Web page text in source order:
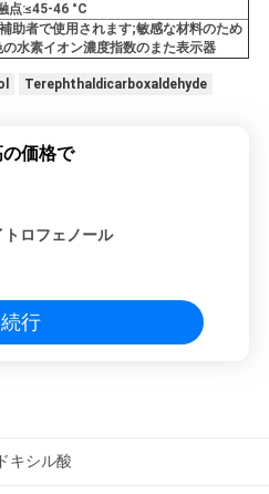
点:≤45-46 °C
助者で使用されます;敏感な材料のため
水素イオン濃度指数のまた表示器
Terephthaldicarboxaldehyde
価格で
トロフェノール
続行
キシル酸